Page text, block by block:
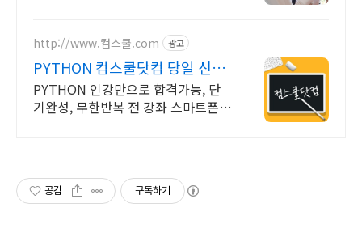
http://www.컴스쿨.com 광고
PYTHON 컴스쿨닷컴 당일 신청
&결제시 기프티콘!
PYTHON 인강만으로 합격가능, 단
기완성, 무한반복 전 강좌 스마트폰
공감 구독하기